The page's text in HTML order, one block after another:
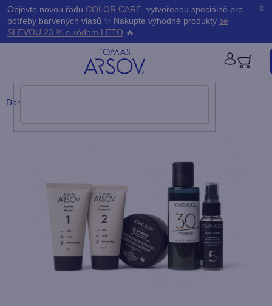
Přejít
na
obsah
Objevte novou řadu COLOR CARE, vytvořenou speciálně pro
potřeby barvených vlasů ✨ Nakupte výhodně produkty se
SLEVOU 23 % s kódem LETO 🔥
Domů
K
o
k
Zpět
Zpět